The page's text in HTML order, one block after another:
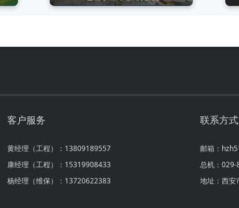
客户服务
黄经理（工程）：13809189557
康经理（工程）：15319908433
杨经理（维保）：13720622383
联系方式
邮箱：
总机：
地址：西安